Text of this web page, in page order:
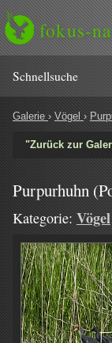
fokus-
Schnell­suche
Galerie › Vögel ›
"Zurück zur
Purpurhuhn
Kategorie: Vögel